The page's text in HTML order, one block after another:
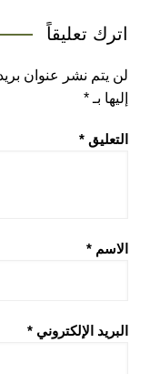
اترك تعليقاً
لن يتم نشر عنوان
إليها بـ *
التعليق *
الاسم *
البريد الإلكتروني *